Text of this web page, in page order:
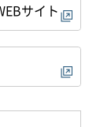
サイト